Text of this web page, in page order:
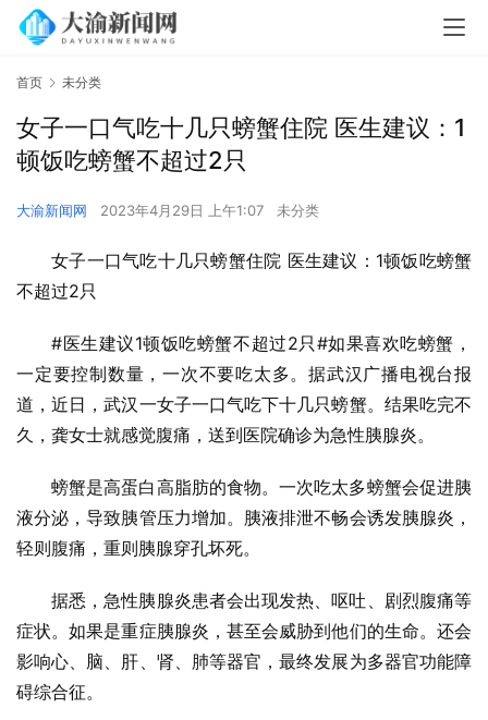
首页 未分类
女子一口气吃十几只螃蟹住院 医生建议：1
顿饭吃螃蟹不超过2只
大渝新闻网 2023年4月29日 上午1:07 未分类
女子一口气吃十几只螃蟹住院 医生建议：1顿饭吃螃蟹
不超过2只
#医生建议1顿饭吃螃蟹不超过2只#如果喜欢吃螃蟹，
一定要控制数量，一次不要吃太多。据武汉广播电视台报
道，近日，武汉一女子一口气吃下十几只螃蟹。结果吃完不
久，龚女士就感觉腹痛，送到医院确诊为急性胰腺炎。
螃蟹是高蛋白高脂肪的食物。一次吃太多螃蟹会促进胰
液分泌，导致胰管压力增加。胰液排泄不畅会诱发胰腺炎，
轻则腹痛，重则胰腺穿孔坏死。
据悉，急性胰腺炎患者会出现发热、呕吐、剧烈腹痛等
症状。如果是重症胰腺炎，甚至会威胁到他们的生命。还会
影响心、脑、肝、肾、肺等器官，最终发展为多器官功能障
碍综合征。